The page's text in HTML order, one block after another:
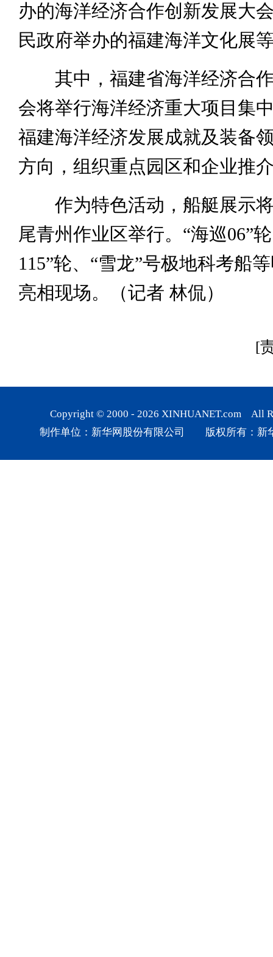
办的海洋经济合作创新发展大
民政府举办的福建海洋文化展
其中，福建省海洋经济合作
会将举行海洋经济重大项目集
福建海洋经济发展成就及装备
方向，组织重点园区和企业推
作为特色活动，船艇展示将
尾青州作业区举行。“海巡06”
115”轮、“雪龙”号极地科考船
亮相现场。（记者 林侃）
[
Copyright © 2000 - 2026 XINHUANET.com All
制作单位：新华网股份有限公司 版权所有：新